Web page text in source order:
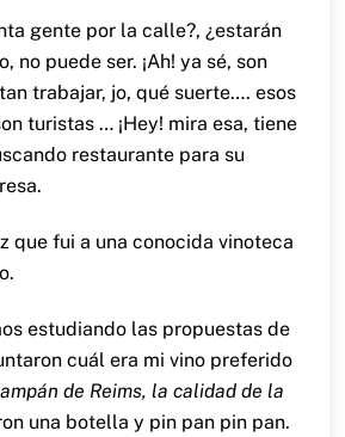
gente por la calle?, ¿estarán
no puede ser. ¡Ah! ya sé, son
trabajar, jo, qué suerte…. esos
turistas … ¡Hey! mira esa, tiene
restaurante para su
que fui a una conocida vinoteca
estudiando las propuestas de
cuál era mi vino preferido
de Reims, la calidad de la
una botella y pin pan pin pan.